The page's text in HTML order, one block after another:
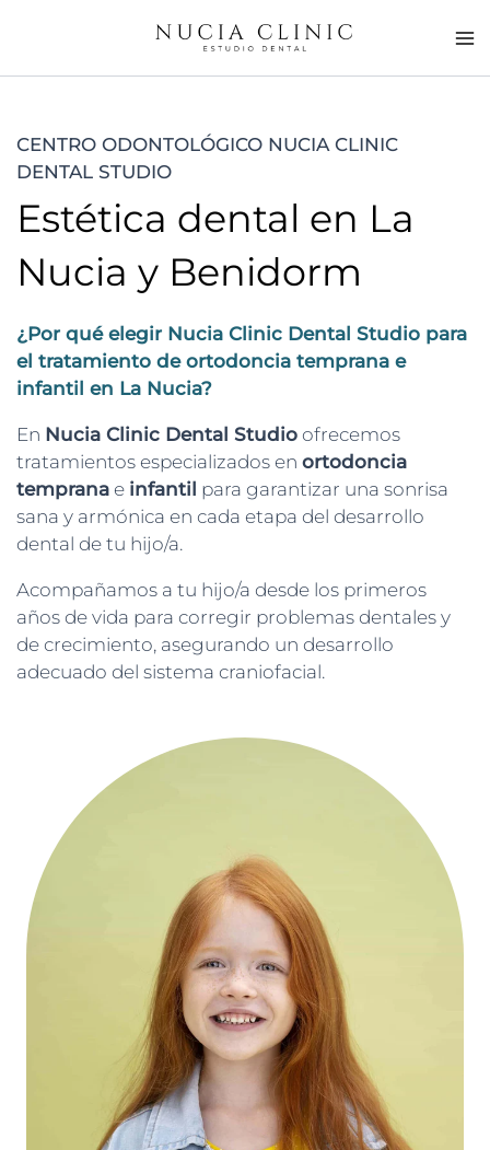
CENTRO ODONTOLÓGICO NUCIA CLINIC
DENTAL STUDIO
Estética dental en La
Nucia y Benidorm
¿Por qué elegir Nucia Clinic Dental Studio para
el tratamiento de ortodoncia temprana e
infantil en La Nucia?
En Nucia Clinic Dental Studio ofrecemos
tratamientos especializados en ortodoncia
temprana e infantil para garantizar una sonrisa
sana y armónica en cada etapa del desarrollo
dental de tu hijo/a.
Acompañamos a tu hijo/a desde los primeros
años de vida para corregir problemas dentales y
de crecimiento, asegurando un desarrollo
adecuado del sistema craniofacial.